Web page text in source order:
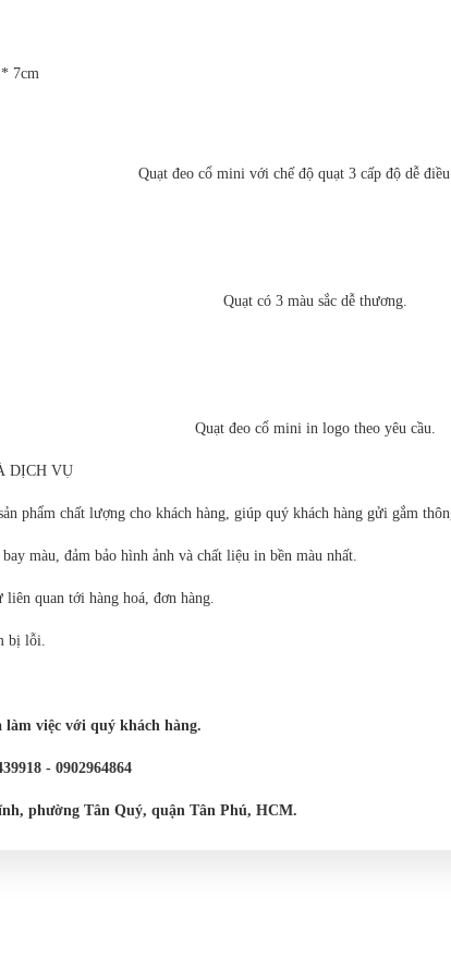
7cm
Quạt đeo cổ mini với chế độ quạt 3 cấp độ dễ điều
Quạt có 3 màu sắc dễ thương.
Quạt đeo cổ mini in logo theo yêu cầu.
DỊCH VỤ
phẩm chất lượng cho khách hàng, giúp quý khách hàng gửi gắm
màu, đảm bảo hình ảnh và chất liệu in bền màu nhất.
quan tới hàng hoá, đơn hàng.
bị lỗi.
việc với quý khách hàng.
- 0902964864
phường Tân Quý, quận Tân Phú, HCM.